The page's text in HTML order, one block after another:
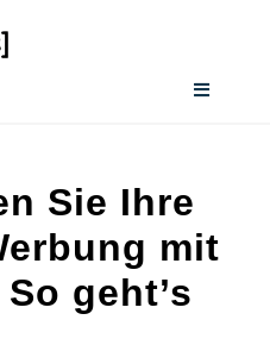
Toggle
Selector
Sie Ihre
mit
geht’s